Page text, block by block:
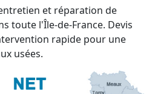
et réparation de
toute l'Île-de-France. Devis
rapide pour une
usées.